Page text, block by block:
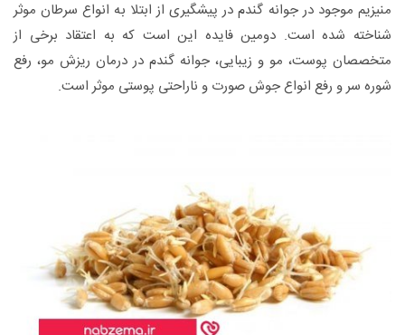
منیزیم موجود در جوانه گندم در پیشگیری از ابتلا به انواع سرطان موثر
شناخته شده است. دومین فایده این است که به اعتقاد برخی از
متخصصان پوست، مو و زیبایی، جوانه گندم در درمان ریزش مو، رفع
شوره سر و رفع انواع جوش صورت و ناراحتی پوستی موثر است.